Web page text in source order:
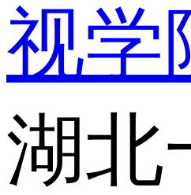
视学
湖北